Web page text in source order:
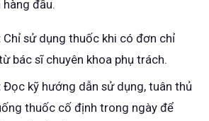
đầu.
Chỉ sử dụng thuốc khi có đơn chỉ
bác sĩ chuyên khoa phụ trách.
Đọc kỹ hướng dẫn sử dụng, tuân thủ
thuốc cố định trong ngày để